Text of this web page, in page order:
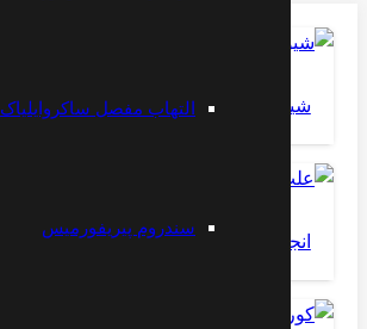
التهاب مفصل ساکروایلیاک
سندروم پیریفورمیس
شیوه های خوابیدن
انجام عمل جراحی بسته دیسک کمر